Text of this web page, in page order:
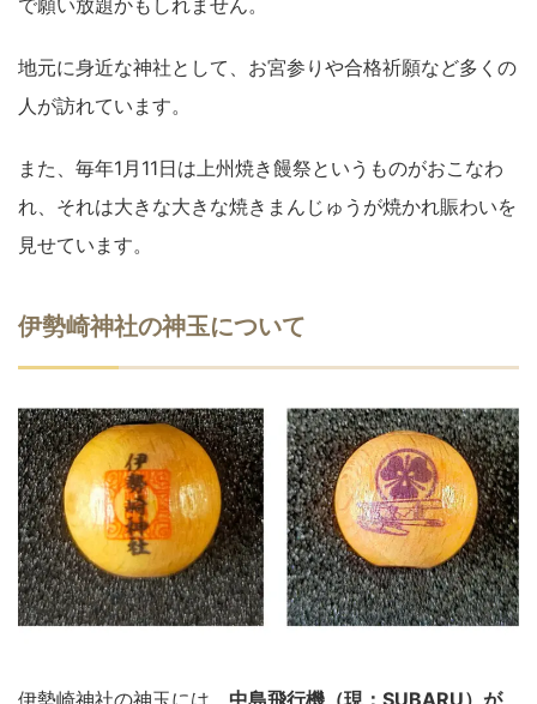
地元に身近な神社として、お宮参りや合格祈願など多くの
人が訪れています。
また、毎年1月11日は上州焼き饅祭というものがおこなわ
れ、それは大きな大きな焼きまんじゅうが焼かれ賑わいを
見せています。
伊勢崎神社の神玉について